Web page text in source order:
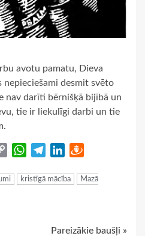
avotu pamatu, Dieva
nepieciešami desmit svēto
nav darīti bērnišķā bijībā un
tie ir liekulīgi darbi un tie
Copy
WhatsApp
TelegramLinkedIn
kristīgā mācība
Mazā
Pareizākie baušļi »